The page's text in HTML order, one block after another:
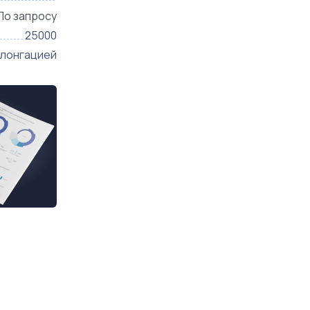
запросу
25000